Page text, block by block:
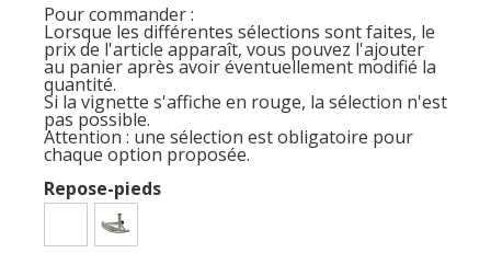
Pour commander :
Lorsque les différentes sélections sont faites, le
prix de l'article apparaît, vous pouvez l'ajouter
au panier après avoir éventuellement modifié la
quantité.
Si la vignette s'affiche en rouge, la sélection n'est
pas possible.
Attention : une sélection est obligatoire pour
chaque option proposée.
Repose-pieds